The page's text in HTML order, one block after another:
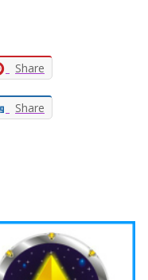
Share
Share